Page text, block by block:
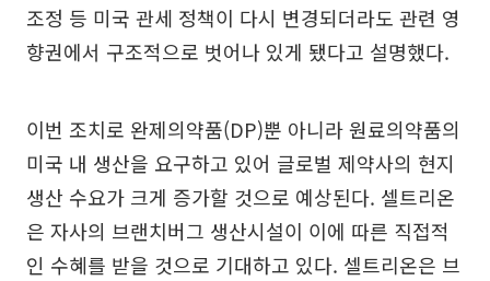
조정 등 미국 관세 정책이 다시 변경되더라도 관련 영
향권에서 구조적으로 벗어나 있게 됐다고 설명했다.
이번 조치로 완제의약품(DP)뿐 아니라 원료의약품의
미국 내 생산을 요구하고 있어 글로벌 제약사의 현지
생산 수요가 크게 증가할 것으로 예상된다. 셀트리온
은 자사의 브랜치버그 생산시설이 이에 따른 직접적
인 수혜를 받을 것으로 기대하고 있다. 셀트리온은 브